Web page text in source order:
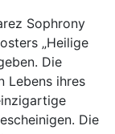
Sophrony
„Heilige
Die
Lebens ihres
Die